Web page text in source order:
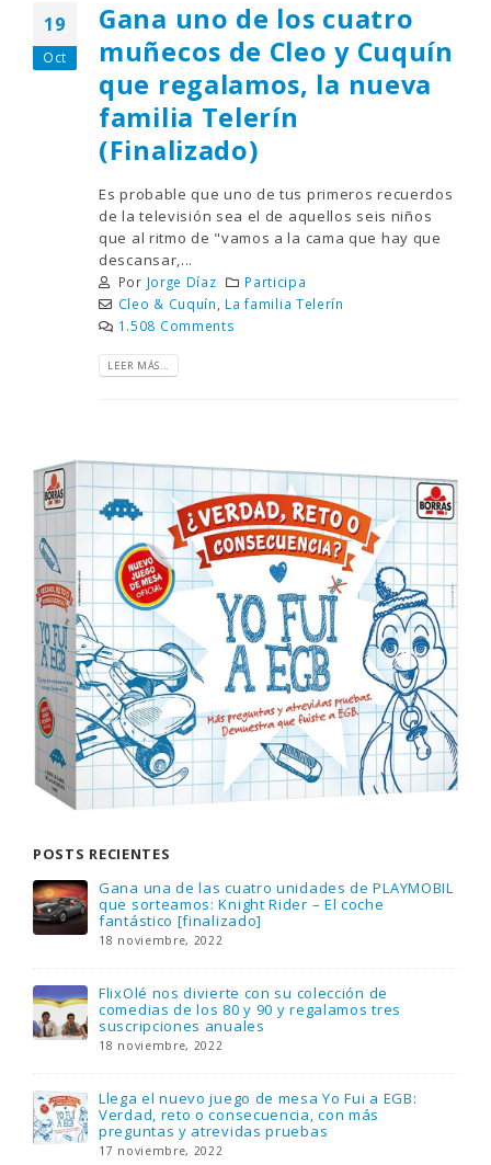
19
Oct
Gana uno de los cuatro
muñecos de Cleo y Cuquín
que regalamos, la nueva
familia Telerín
(Finalizado)
Es probable que uno de tus primeros recuerdos
de la televisión sea el de aquellos seis niños
que al ritmo de "vamos a la cama que hay que
descansar,...
Por Jorge Díaz
Participa
Cleo & Cuquín
La familia Telerín
1.508 Comments
LEER MÁS...
POSTS RECIENTES
Gana una de las cuatro unidades de PLAYMOBIL
que sorteamos: Knight Rider – El coche
fantástico [finalizado]
18 noviembre, 2022
FlixOlé nos divierte con su colección de
comedias de los 80 y 90 y regalamos tres
suscripciones anuales
18 noviembre, 2022
Llega el nuevo juego de mesa Yo Fui a EGB:
Verdad, reto o consecuencia, con más
preguntas y atrevidas pruebas
17 noviembre, 2022